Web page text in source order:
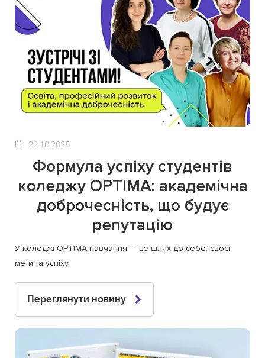
22.10.2025
Формула успіху студентів
коледжу OPTIMA: академічна
доброчесність, що будує
репутацію
У коледжі OPTIMA навчання — це шлях до себе, своєї
мети та успіху.
Переглянути новину